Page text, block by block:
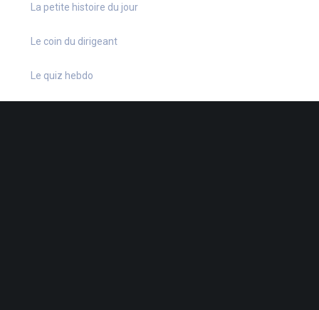
La petite histoire du jour
Le coin du dirigeant
Le quiz hebdo